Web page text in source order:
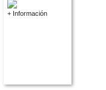
+ Información